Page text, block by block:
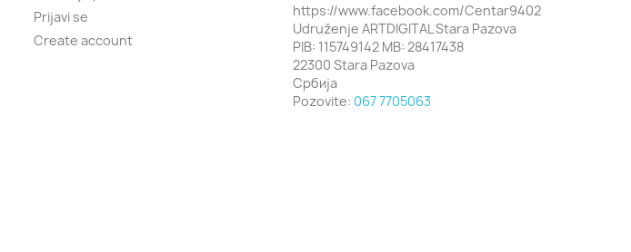
Prijavi se
Create account
https://www.facebook.com/Centar9402
Udruženje ARTDIGITAL Stara Pazova
PIB: 115749142 MB: 28417438
22300 Stara Pazova
Србија
Pozovite: 067 7705063